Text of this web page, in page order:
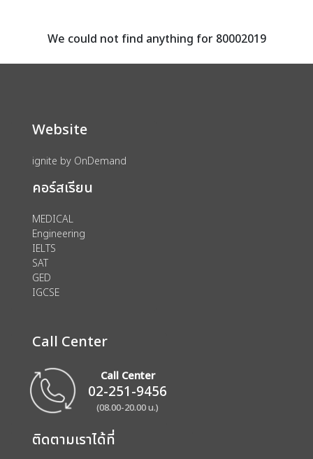
assignment ลงทะเบียน
We could not find anything for 80002019
Website
ignite by OnDemand
คอร์สเรียน
MEDICAL
Engineering
IELTS
SAT
GED
IGCSE
Call Center
Call Center
02-251-9456
(08.00-20.00 น.)
ติดตามเราได้ที่